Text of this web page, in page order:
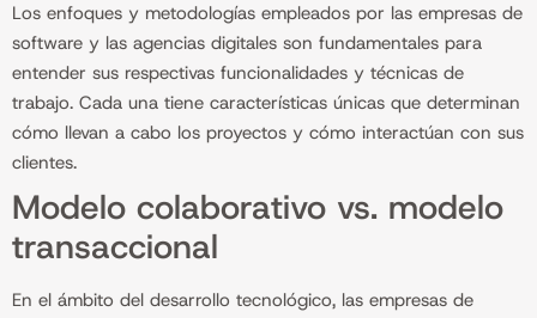
Los enfoques y metodologías empleados por las empresas de
software y las agencias digitales son fundamentales para
entender sus respectivas funcionalidades y técnicas de
trabajo. Cada una tiene características únicas que determinan
cómo llevan a cabo los proyectos y cómo interactúan con sus
clientes.
Modelo colaborativo vs. modelo
transaccional
En el ámbito del desarrollo tecnológico, las empresas de